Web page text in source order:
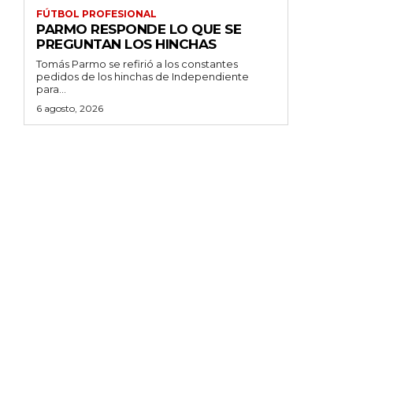
FÚTBOL PROFESIONAL
PARMO RESPONDE LO QUE SE
PREGUNTAN LOS HINCHAS
Tomás Parmo se refirió a los constantes
pedidos de los hinchas de Independiente
para...
6 agosto, 2026